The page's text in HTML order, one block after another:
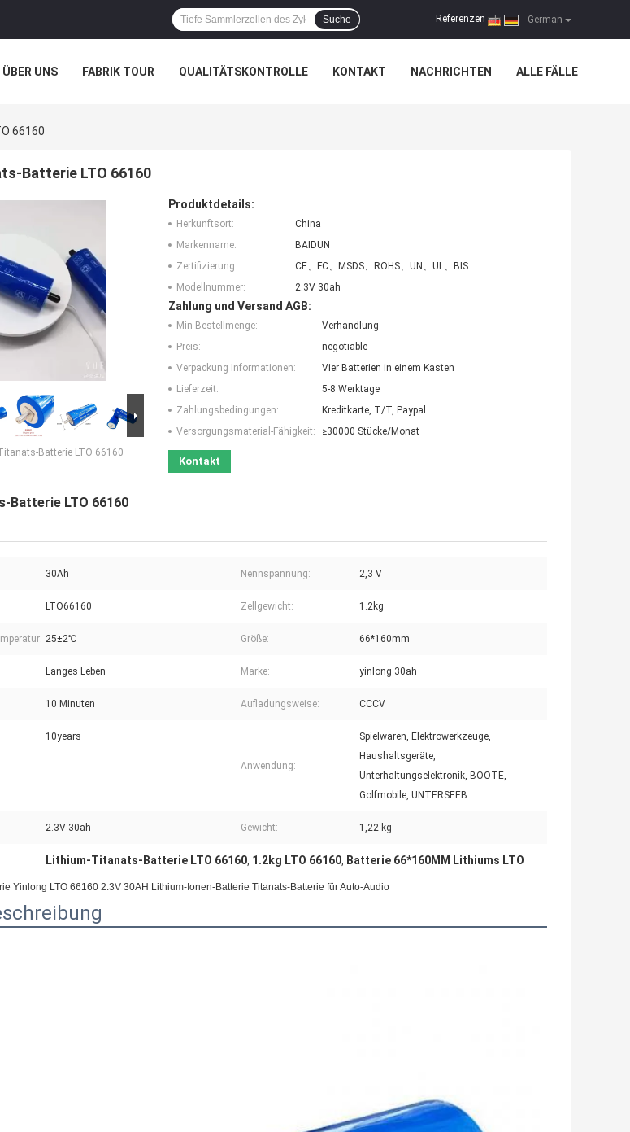
German
Referenzen |
Suche
ÜBER UNS FABRIK TOUR QUALITÄTSKONTROLLE KONTAKT NACHRICHTEN ALLE FÄLLE
66160
Batterie LTO 66160
Batterie LTO 66160
Produktdetails:
Herkunftsort:
China
Markenname:
BAIDUN
Zertifizierung:
CE、FC、MSDS、ROHS、UN、UL、BIS
Modellnummer:
2.3V 30ah
Zahlung und Versand AGB:
Min Bestellmenge:
Verhandlung
Preis:
negotiable
Verpackung Informationen:
Vier Batterien in einem Kasten
Lieferzeit:
5-8 Werktage
Zahlungsbedingungen:
Kreditkarte, T/T, Paypal
Versorgungsmaterial-Fähigkeit:
≥30000 Stücke/Monat
Kontakt
Batterie LTO 66160
30Ah Nennspannung: 2,3 V
LTO66160 Zellgewicht: 1.2kg
25±2℃ Größe: 66*160mm
Langes Leben Marke: yinlong 30ah
10 Minuten Aufladungsweise: CCCV
10years
Anwendung:
Spielwaren, Elektrowerkzeuge,
Haushaltsgeräte,
Unterhaltungselektronik, BOOTE,
Golfmobile, UNTERSEEB
2.3V 30ah Gewicht: 1,22 kg
Lithium-Titanats-Batterie LTO 66160, 1.2kg LTO 66160, Batterie 66*160MM Lithiums LTO
Yinlong LTO 66160 2.3V 30AH Lithium-Ionen-Batterie Titanats-Batterie für Auto-Audio